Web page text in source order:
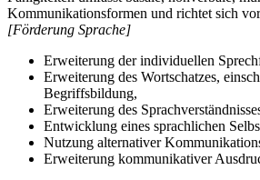
Kommunikationsformen und richtet sich
[Förderung Sprache]
Erweiterung der individuellen
Erweiterung des Wortschatzes,
Begriffsbildung,
Erweiterung des
Entwicklung eines sprachlichen
Nutzung alternativer
Erweiterung kommunikativer